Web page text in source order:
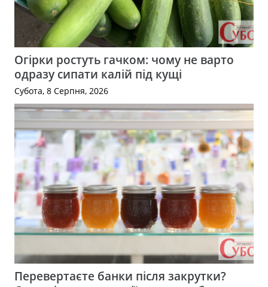
Огірки ростуть гачком: чому не варто
одразу сипати калій під кущі
Субота, 8 Серпня, 2026
Перевертаєте банки після закрутки?